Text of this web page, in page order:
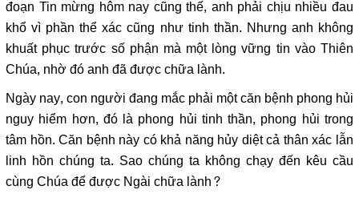
đoạn Tin mừng hôm nay cũng thế, anh phải chịu nhiều đau
khổ vì phần thể xác cũng như tinh thần. Nhưng anh không
khuất phục trước số phận mà một lòng vững tin vào Thiên
Chúa, nhờ đó anh đã được chữa lành.
Ngày nay, con người đang mắc phải một căn bệnh phong hủi
nguy hiểm hơn, đó là phong hủi tinh thần, phong hủi trong
tâm hồn. Căn bệnh này có khả năng hủy diệt cả thân xác lẫn
linh hồn chúng ta. Sao chúng ta không chạy đến kêu cầu
cùng Chúa để được Ngài chữa lành?